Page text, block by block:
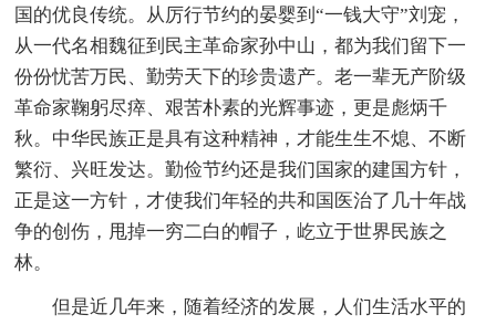
国的优良传统。从厉行节约的晏婴到“一钱大守”刘宠，
从一代名相魏征到民主革命家孙中山，都为我们留下一
份份忧苦万民、勤劳天下的珍贵遗产。老一辈无产阶级
革命家鞠躬尽瘁、艰苦朴素的光辉事迹，更是彪炳千
秋。中华民族正是具有这种精神，才能生生不熄、不断
繁衍、兴旺发达。勤俭节约还是我们国家的建国方针，
正是这一方针，才使我们年轻的共和国医治了几十年战
争的创伤，甩掉一穷二白的帽子，屹立于世界民族之
林。
但是近几年来，随着经济的发展，人们生活水平的